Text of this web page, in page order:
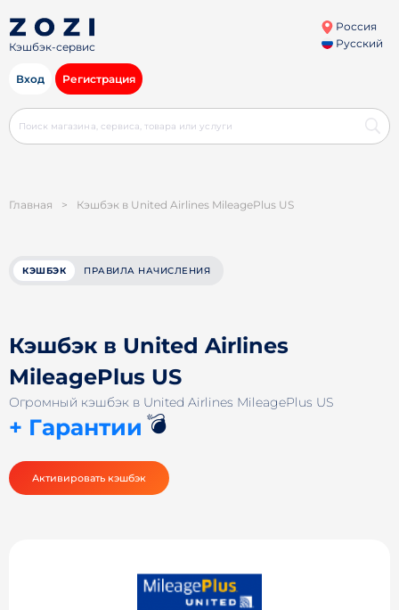
Кэшбэк-сервис
Россия
Русский
Вход Регистрация
Главная > Кэшбэк в United Airlines MileagePlus US
КЭШБЭК ПРАВИЛА НАЧИСЛЕНИЯ
Кэшбэк в United Airlines
MileagePlus US
Огромный кэшбэк в United Airlines MileagePlus US
+ Гарантии 💣
Активировать кэшбэк